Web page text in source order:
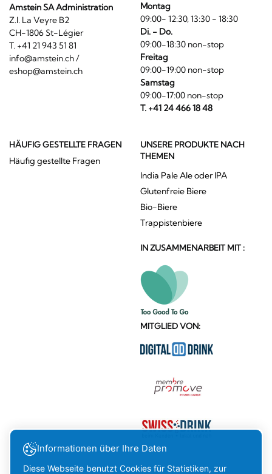
Amstein SA Administration
Z.I. La Veyre B2
CH-1806 St-Légier
T. +41 21 943 51 81
info@amstein.ch/
eshop@amstein.ch
Montag
09:00- 12:30, 13:30 - 18:30
Di. - Do.
09:00-18:30 non-stop
Freitag
09:00-19:00 non-stop
Samstag
09:00-17:00 non-stop
T. +41 24 466 18 48
HÄUFIG GESTELLTE FRAGEN
Häufig gestellte Fragen
UNSERE PRODUKTE NACH
THEMEN
India Pale Ale oder IPA
Glutenfreie Biere
Bio-Biere
Trappistenbiere
IN ZUSAMMENARBEIT MIT :
MITGLIED VON:
Informationen über Ihre Daten
Diese Webseite benutzt Cookies für Statistiken, zur